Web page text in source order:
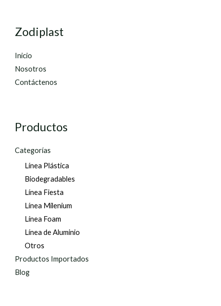
Zodiplast
Inicio
Nosotros
Contáctenos
Productos
Categorías
Línea Plástica
Biodegradables
Línea Fiesta
Línea Milenium
Línea Foam
Línea de Aluminio
Otros
Productos Importados
Blog